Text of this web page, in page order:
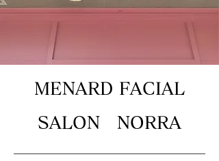
MENARD FACIAL
SALON NORRA